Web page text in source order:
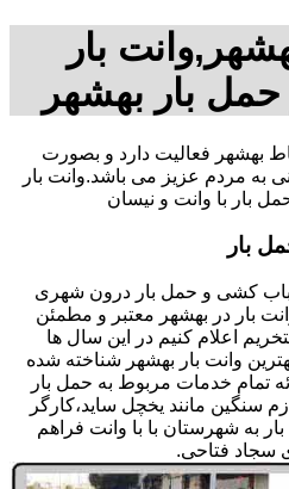
بار
بار بهشهر
بهشهر فعالیت دارد و بصورت
به مردم عزیز می باشد.وانت بار
بار با وانت و نیسان
بار
کشی و حمل بار درون شهری
بار در بهشهر معتبر و مطمئن
اعلام کنیم در این سال ها
وانت بار بهشهر شناخته شده
تمام خدمات مربوط به حمل بار
سنگین مانند یخچل ساید،کارگر
به شهرستان با با وانت فراهم